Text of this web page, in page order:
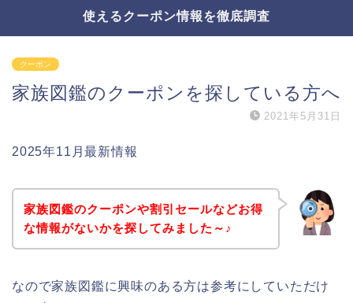
使えるクーポン情報を徹底調査
クーポン
家族図鑑のクーポンを探している方へ
2021年5月31日
2025年11月最新情報
家族図鑑のクーポンや割引セールなどお得
な情報がないかを探してみました～♪
なので家族図鑑に興味のある方は参考にしていただけ